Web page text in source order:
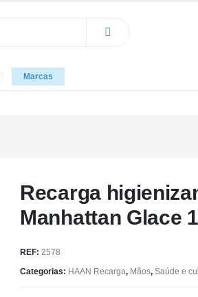
Marcas
Recarga
Manhattan Glace
REF: 2578
Categorias: HAAN Recarga, Mãos, Saúde e